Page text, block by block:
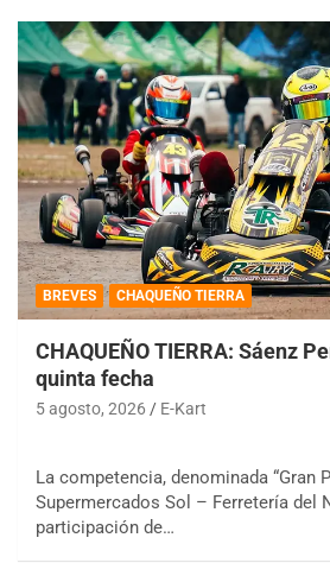
BREVES CHAQUEÑO TIERRA
CHAQUEÑO TIERRA: Sáenz
quinta fecha
5 agosto, 2026 E-Kart
La competencia, denominada “Gran
Supermercados Sol – Ferretería del
participación de…